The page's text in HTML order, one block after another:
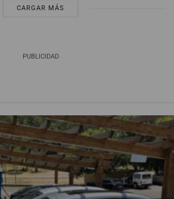
CARGAR MÁS
PUBLICIDAD